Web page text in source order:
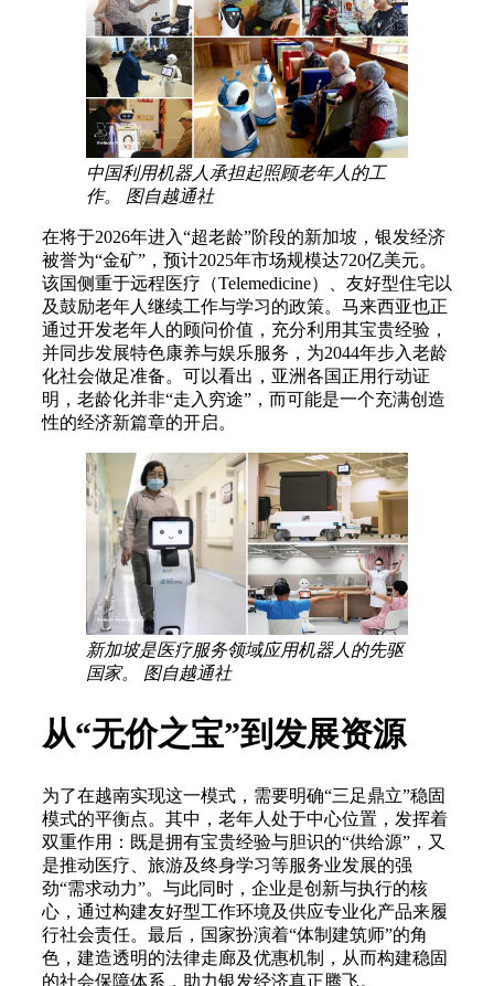
中国利用机器人承担起照顾老年人的工
作。 图自越通社
在将于2026年进入“超老龄”阶段的新加坡，银发经济
被誉为“金矿”，预计2025年市场规模达720亿美元。
该国侧重于远程医疗（Telemedicine）、友好型住宅以
及鼓励老年人继续工作与学习的政策。马来西亚也正
通过开发老年人的顾问价值，充分利用其宝贵经验，
并同步发展特色康养与娱乐服务，为2044年步入老龄
化社会做足准备。可以看出，亚洲各国正用行动证
明，老龄化并非“走入穷途”，而可能是一个充满创造
性的经济新篇章的开启。
新加坡是医疗服务领域应用机器人的先驱
国家。 图自越通社
从“无价之宝”到发展资源
为了在越南实现这一模式，需要明确“三足鼎立”稳固
模式的平衡点。其中，老年人处于中心位置，发挥着
双重作用：既是拥有宝贵经验与胆识的“供给源”，又
是推动医疗、旅游及终身学习等服务业发展的强
劲“需求动力”。与此同时，企业是创新与执行的核
心，通过构建友好型工作环境及供应专业化产品来履
行社会责任。最后，国家扮演着“体制建筑师”的角
色，建造透明的法律走廊及优惠机制，从而构建稳固
的社会保障体系，助力银发经济真正腾飞。